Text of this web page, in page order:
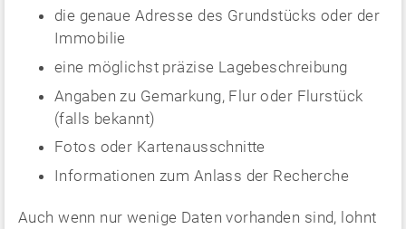
die genaue Adresse des Grundstücks oder der
Immobilie
eine möglichst präzise Lagebeschreibung
Angaben zu Gemarkung, Flur oder Flurstück
(falls bekannt)
Fotos oder Kartenausschnitte
Informationen zum Anlass der Recherche
Auch wenn nur wenige Daten vorhanden sind, lohnt